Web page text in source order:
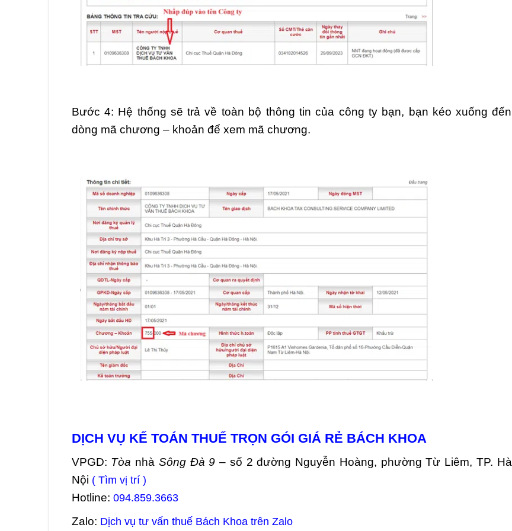
Bước 4: Hệ thống sẽ trả về toàn bộ thông tin của công ty bạn, bạn kéo xuống đến
dòng mã chương – khoản để xem mã chương.
DỊCH VỤ KẾ TOÁN THUẾ TRỌN GÓI GIÁ RẺ BÁCH KHOA
VPGD: Tòa nhà Sông Đà 9 – số 2 đường Nguyễn Hoàng, phường Từ Liêm, TP. Hà
Nội ( Tìm vị trí )
Hotline: 094.859.3663
Zalo: Dịch vụ tư vấn thuế Bách Khoa trên Zalo